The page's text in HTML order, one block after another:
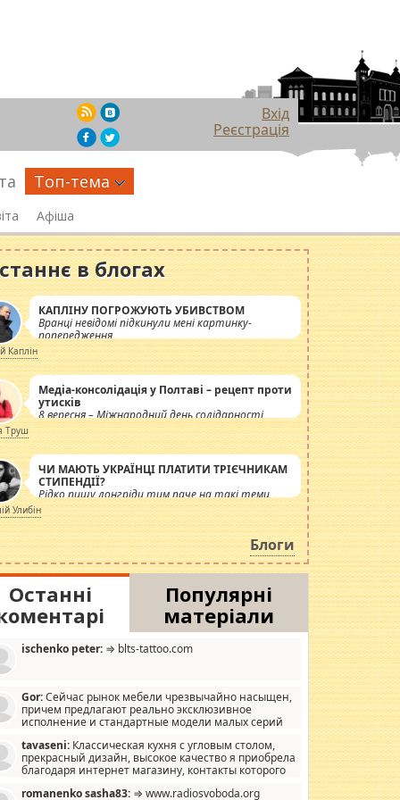
Вхід
Реєстрація
Топ-тема
Афіша
в блогах
КАПЛІНУ ПОГРОЖУЮТЬ УБИВСТВОМ
Вранці невідомі підкинули мені картинку-
попередження
Каплін
Медіа-консолідація у Полтаві – рецепт проти
утисків
8 вересня – Міжнародний день солідарності
журналістів.
Труш
ЧИ МАЮТЬ УКРАЇНЦІ ПЛАТИТИ ТРІЄЧНИКАМ
СТИПЕНДІЇ?
Рідко пишу лонгріди тим паче на такі теми,
але вже просто дістало! Обурюють сьогоднішні
інсенуації навколо стипендіального питання.
Штучно роздувається ще одна соціальна
катастрофа.
Улибін
Блоги
Останні
Популярні
матеріали
ischenko peter: ⇒ blts-tattoo.com
Gor:Сейчас рынок мебели чрезвычайно насыщен,
причем предлагают реально эксклюзивное
исполнение и стандартные модели малых серий
мало походит на стандартные формы, в MebelOk,
и что главное - со вкусом все в порядке,
ненужных наворотов удорожающих мебель, а это не
tavaseni: Классическая кухня с угловым столом,
прекрасный дизайн, высокое качество я приобрела
благодаря интернет магазину, контакты которого
romanenko sasha83: ⇒ www.radiosvoboda.org